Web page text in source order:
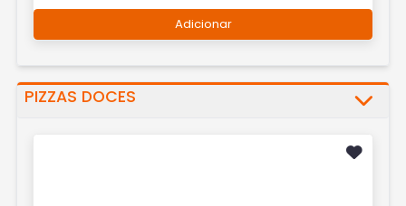
Adicionar
PIZZAS DOCES